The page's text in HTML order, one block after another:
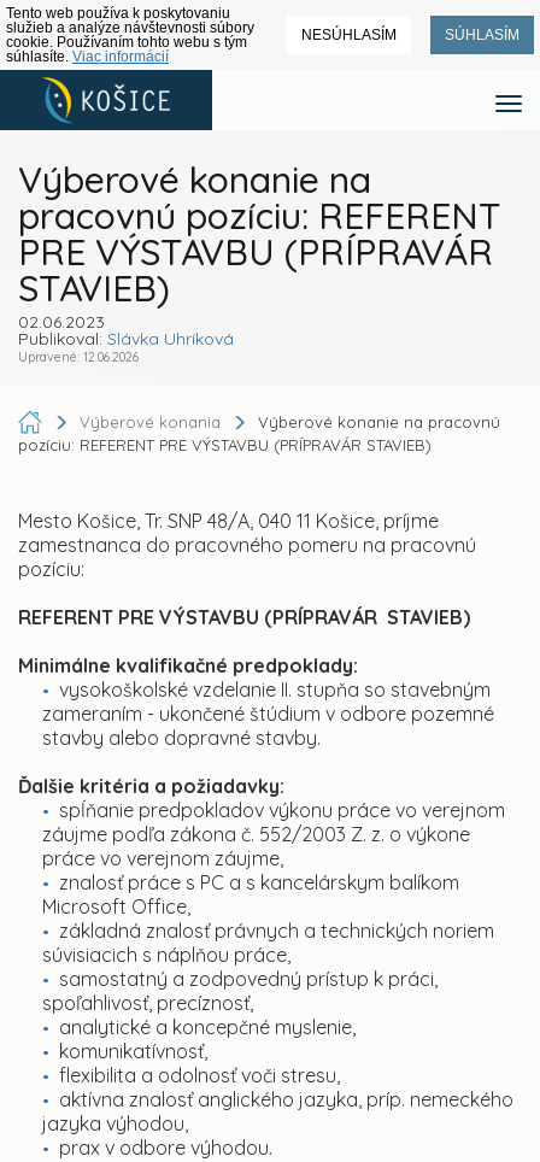
Tento web používa k poskytovaniu
služieb a analýze návštevnosti súbory
cookie. Používaním tohto webu s tým
súhlasíte. Viac informácií
NESÚHLASÍM SÚHLASÍM
Výberové konanie na
pracovnú pozíciu: REFERENT
PRE VÝSTAVBU (PRÍPRAVÁR
STAVIEB)
02.06.2023
Publikoval: Slávka Uhríková
Upravené: 12.06.2026
Výberové konania
Výberové konanie na pracovnú
pozíciu: REFERENT PRE VÝSTAVBU (PRÍPRAVÁR STAVIEB)
Mesto Košice, Tr. SNP 48/A, 040 11 Košice, príjme
zamestnanca do pracovného pomeru na pracovnú
pozíciu:
REFERENT PRE VÝSTAVBU (PRÍPRAVÁR STAVIEB)
Minimálne kvalifikačné predpoklady:
vysokoškolské vzdelanie II. stupňa so stavebným
zameraním - ukončené štúdium v odbore pozemné
stavby alebo dopravné stavby.
Ďalšie kritéria a požiadavky:
spĺňanie predpokladov výkonu práce vo verejnom
záujme podľa zákona č. 552/2003 Z. z. o výkone
práce vo verejnom záujme,
znalosť práce s PC a s kancelárskym balíkom
Microsoft Office,
základná znalosť právnych a technických noriem
súvisiacich s náplňou práce,
samostatný a zodpovedný prístup k práci,
spoľahlivosť, precíznosť,
analytické a koncepčné myslenie,
komunikatívnosť,
flexibilita a odolnosť voči stresu,
aktívna znalosť anglického jazyka, príp. nemeckého
jazyka výhodou,
prax v odbore výhodou.